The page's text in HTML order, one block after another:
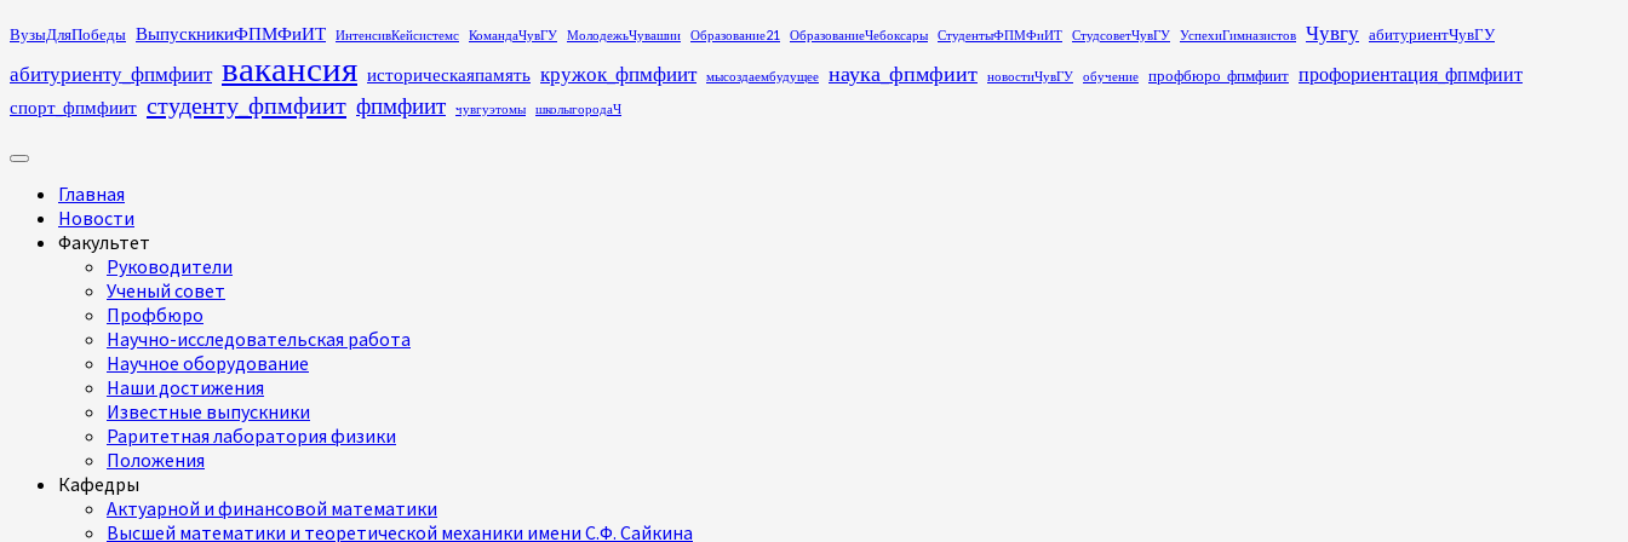
Перейти
содержимому
ВузыДляПобеды ВыпускникиФПМФиИТ ИнтенсивКейсистемс КомандаЧувГУ МолодежьЧувашии Образование21 ОбразованиеЧебоксары СтудентыФПМФиИТ СтудсоветЧувГУ УспехиГимназистов Чувгу абитуриентЧувГУ
абитуриенту_фпмфиит вакансия историческаяпамять кружок_фпмфиит мысоздаембудущее наука_фпмфиит новостиЧувГУ обучение профбюро_фпмфиит профориентация_фпмфиит
спорт_фпмфиит студенту_фпмфиит фпмфиит чувгуэтомы школыгородаЧ
Основное
Главная
Новости
Факультет
Руководители
Ученый совет
Профбюро
Научно-исследовательская работа
Научное оборудование
Наши достижения
Известные выпускники
Раритетная лаборатория физики
Положения
Кафедры
Актуарной и финансовой математики
Высшей математики и теоретической механики имени С.Ф. Сайкина